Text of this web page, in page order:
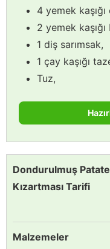
4 yemek kaşığı
2 yemek
1 diş sarımsak,
1 çay kaşığı
Tuz,
Dondurulmuş
Kızartması Tarifi
Malzemeler